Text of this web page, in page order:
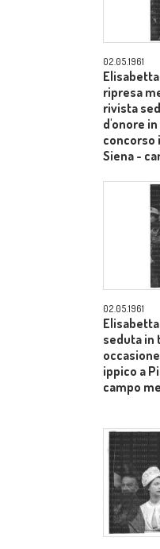
02.05.1961
ripresa
rivista
d'onore
concorso
Siena -
02.05.1961
seduta in
ippico a
campo